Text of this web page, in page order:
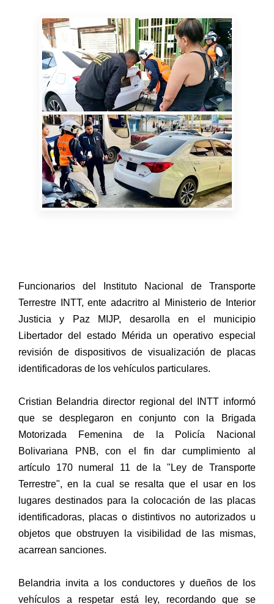
Funcionarios del Instituto Nacional de Transporte
Terrestre INTT, ente adacritro al Ministerio de Interior
Justicia y Paz MIJP, desarolla en el municipio
Libertador del estado Mérida un operativo especial
revisión de dispositivos de visualización de placas
identificadoras de los vehículos particulares.
Cristian Belandria director regional del INTT informó
que se desplegaron en conjunto con la Brigada
Motorizada Femenina de la Policía Nacional
Bolivariana PNB, con el fin dar cumplimiento al
artículo 170 numeral 11 de la "Ley de Transporte
Terrestre", en la cual se resalta que el usar en los
lugares destinados para la colocación de las placas
identificadoras, placas o distintivos no autorizados u
objetos que obstruyen la visibilidad de las mismas,
acarrean sanciones.
Belandria invita a los conductores y dueños de los
vehículos a respetar está ley, recordando que se